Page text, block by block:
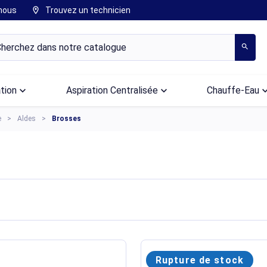
location_on Trouvez un technicien
search
keyboard_arrow_down Aspiration Centraliséekeyboard_arrow_down Chauffe-Eau
Aldes Brosses
Rupture de stock